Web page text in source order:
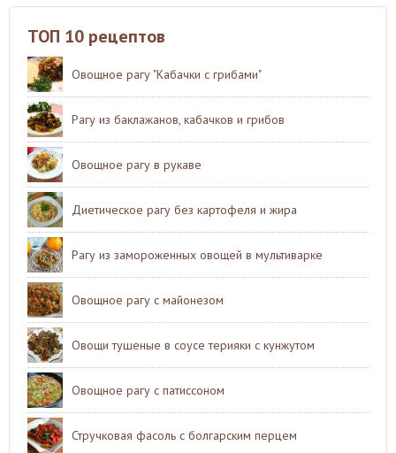
ТОП 10 рецептов
Овощное рагу "Кабачки с грибами"
Рагу из баклажанов, кабачков и грибов
Овощное рагу в рукаве
Диетическое рагу без картофеля и жира
Рагу из замороженных овощей в мультиварке
Овощное рагу с майонезом
Овощи тушеные в соусе терияки с кунжутом
Овощное рагу с патиссоном
Стручковая фасоль с болгарским перцем